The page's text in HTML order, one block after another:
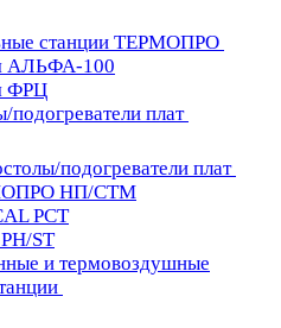
станции ТЕРМОПРО
АЛЬФА-100
ФРЦ
подогреватели плат
подогреватели плат
НП/СТМ
PCT
ST
и термовоздушные